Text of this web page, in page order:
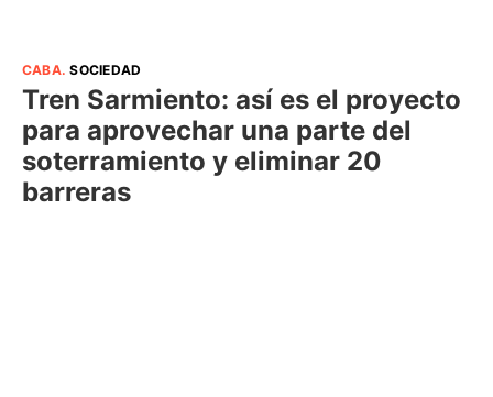
CABA.SOCIEDAD
Tren Sarmiento: así es el proyecto
para aprovechar una parte del
soterramiento y eliminar 20
barreras